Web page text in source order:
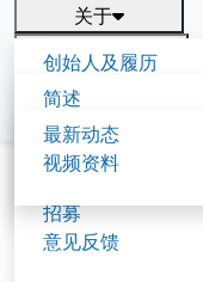
关于
创始人及履历
食学理念与愿景
食学核心概念
食事论坛
食事可持续发展报告
报告
简述
背景与框架
工作节点及事项
招募
意见反馈
新闻
最新动态
视频资料
联系我们